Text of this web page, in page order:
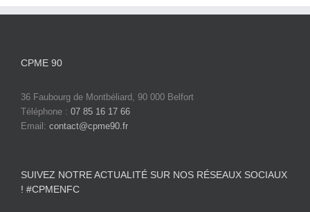
CPME 90
36 Faubourg de Montbéliard, 90 000 Belfort
Téléphone : 07 85 16 17 66
Email: contact@cpme90.fr
SUIVEZ NOTRE ACTUALITÉ SUR NOS RÉSEAUX SOCIAUX
! #CPMENFC